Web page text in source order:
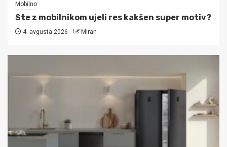
Mobilno
Ste z mobilnikom ujeli res kakšen super motiv?
4. avgusta 2026 Miran